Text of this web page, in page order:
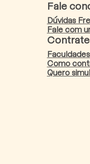
Fale
Dúvidas
Fale com
Como
Quero